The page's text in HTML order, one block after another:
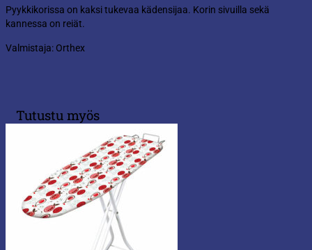
Pyykkikorissa on kaksi tukevaa kädensijaa. Korin sivuilla sekä
kannessa on reiät.
Valmistaja: Orthex
Tutustu myös